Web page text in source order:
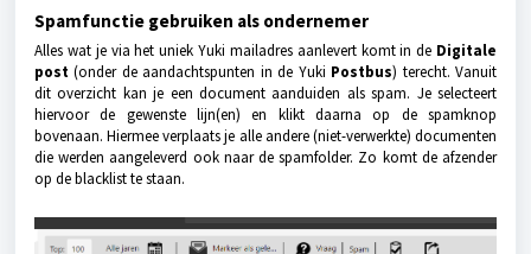
Spamfunctie gebruiken als ondernemer
Alles wat je via het uniek Yuki mailadres aanlevert komt in de Digitale
post (onder de aandachtspunten in de Yuki Postbus) terecht. Vanuit
dit overzicht kan je een document aanduiden als spam. Je selecteert
hiervoor de gewenste lijn(en) en klikt daarna op de spamknop
bovenaan. Hiermee verplaats je alle andere (niet-verwerkte) documenten
die werden aangeleverd ook naar de spamfolder. Zo komt de afzender
op de blacklist te staan.